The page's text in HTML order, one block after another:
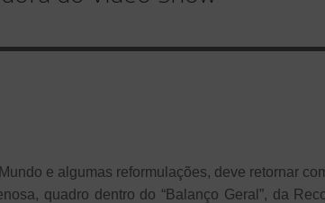
e algumas reformulações, deve retornar
quadro dentro do “Balanço Geral”, da